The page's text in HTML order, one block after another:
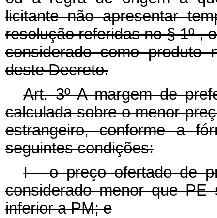
licitante não apresentar
resolução referidas no § 1º ,
considerado como produto
deste Decreto.
Art. 3º A margem de
calculada sobre o menor
estrangeiro, conforme a
seguintes condições:
I - o preço ofertado de
considerado menor que
inferior a PM; e